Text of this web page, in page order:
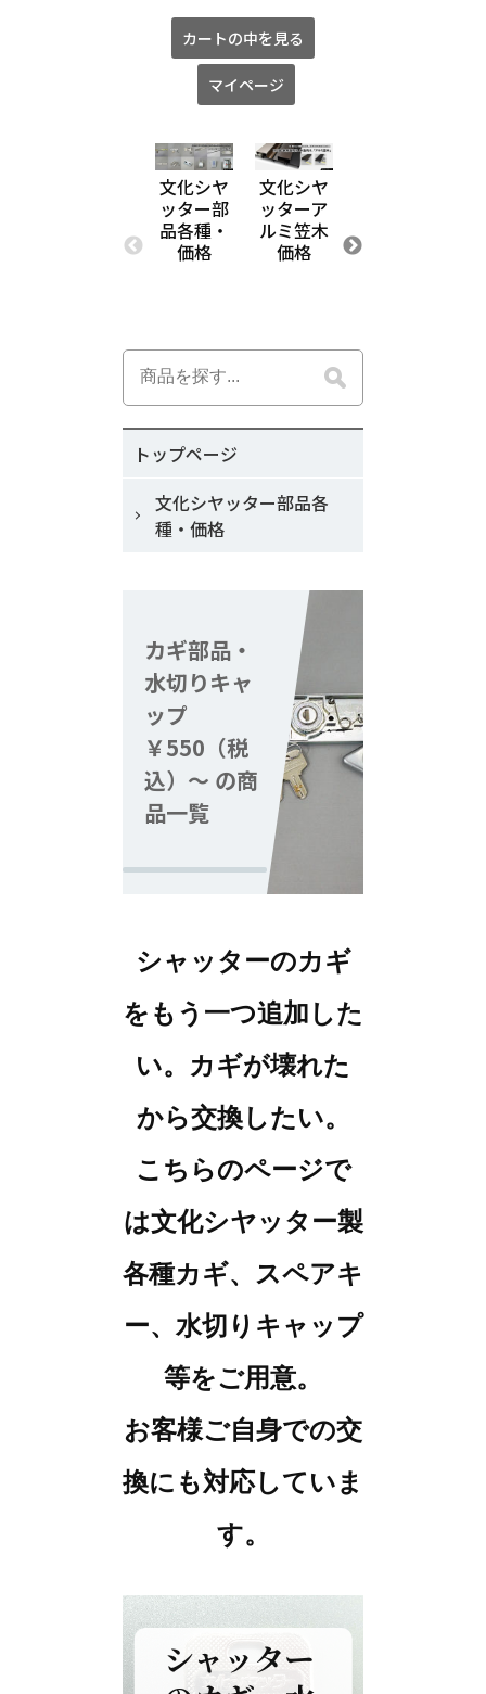
カートの中を見る
マイページ
文化シヤ
ッター部
品各種・
価格
文化シヤ
ッターア
ルミ笠木
価格
ス・アル
トップページ
文化シヤッター部品各
種・価格
カギ部品・
水切りキャ
ップ
￥550（税
込）～ の商
品一覧
シャッターのカギ
をもう一つ追加した
い。カギが壊れた
から交換したい。
こちらのページで
は文化シヤッター製
各種カギ、スペアキ
ー、水切りキャップ
等をご用意。
お客様ご自身での交
換にも対応していま
す。
シャッター